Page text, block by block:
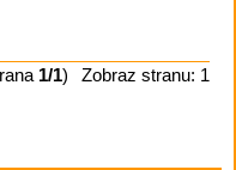
1/1) Zobraz stranu: 1